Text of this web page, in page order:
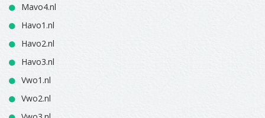
Mavo4.nl
Havo1.nl
Havo2.nl
Havo3.nl
Vwo1.nl
Vwo2.nl